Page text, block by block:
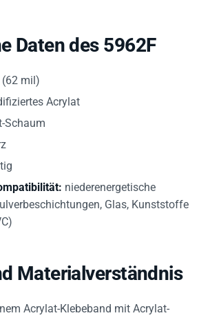
Daten des 5962F
(62 mil)
Acrylat
Schaum
niederenergetische
Glas, Kunststoffe
Materialverständnis
Acrylat-Klebeband mit Acrylat-